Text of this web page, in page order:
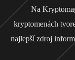
Na
kryptomenách
najlepší zdroj